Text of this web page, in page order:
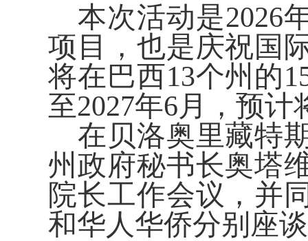
本次活动是2026
项目，也是庆祝国
将在巴西13个州的
至2027年6月，预
在贝洛奥里藏特
州政府秘书长奥塔
院长工作会议，并
和华人华侨分别座